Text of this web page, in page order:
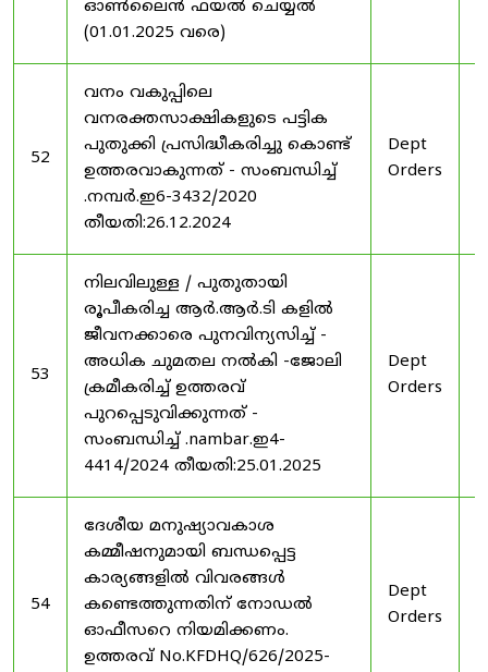
ഓൺലൈൻ ഫയൽ ചെയ്യൽ
(01.01.2025 വരെ)
52
വനം വകുപ്പിലെ
വനരക്തസാക്ഷികളുടെ പട്ടിക
പുതുക്കി പ്രസിദ്ധീകരിച്ചു കൊണ്ട്
ഉത്തരവാകുന്നത് - സംബന്ധിച്ച്
.നമ്പർ.ഇ6-3432/2020
തീയതി:26.12.2024
Dept
Orders
53
നിലവിലുള്ള / പുതുതായി
രൂപീകരിച്ച ആർ.ആർ.ടി കളിൽ
ജീവനക്കാരെ പുനവിന്യസിച്ച് -
അധിക ചുമതല നൽകി -ജോലി
ക്രമീകരിച്ച് ഉത്തരവ്
പുറപ്പെടുവിക്കുന്നത് -
സംബന്ധിച്ച് .nambar.ഇ4-
4414/2024 തീയതി:25.01.2025
Dept
Orders
54
ദേശീയ മനുഷ്യാവകാശ
കമ്മീഷനുമായി ബന്ധപ്പെട്ട
കാര്യങ്ങളിൽ വിവരങ്ങൾ
കണ്ടെത്തുന്നതിന് നോഡൽ
ഓഫീസറെ നിയമിക്കണം.
ഉത്തരവ് No.KFDHQ/626/2025-
Dept
Orders